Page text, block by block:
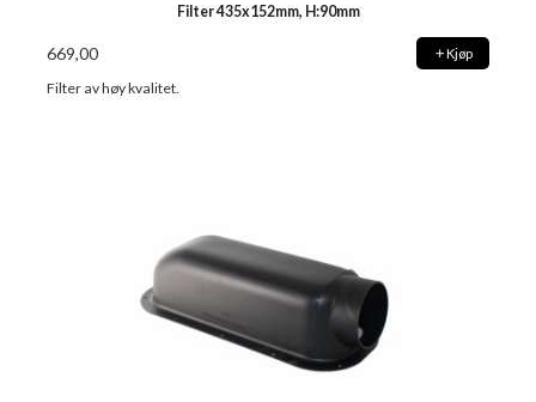
Filter 435x152mm, H:90mm
669,00 Kjøp
Filter av høy kvalitet.